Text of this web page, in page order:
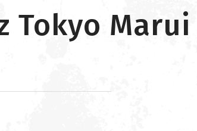
Tokyo Marui